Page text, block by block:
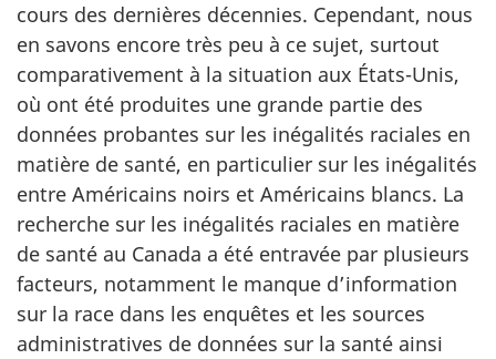
cours des dernières décennies. Cependant, nous
en savons encore très peu à ce sujet, surtout
comparativement à la situation aux États-Unis,
où ont été produites une grande partie des
données probantes sur les inégalités raciales en
matière de santé, en particulier sur les inégalités
entre Américains noirs et Américains blancs. La
recherche sur les inégalités raciales en matière
de santé au Canada a été entravée par plusieurs
facteurs, notamment le manque d’information
sur la race dans les enquêtes et les sources
administratives de données sur la santé ainsi